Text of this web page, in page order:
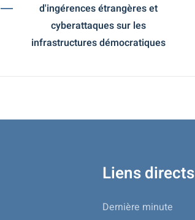
d'ingérences étrangères et
cyberattaques sur les
infrastructures démocratiques
Liens directs
Dernière minute